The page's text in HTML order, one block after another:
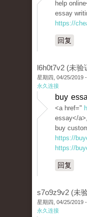
help
essay
https://
回复
l6h0t7v2 (未验
星期四, 04/25/2019
永久连接
buy
<a href="
essay</
buy
https://
https://
回复
s7o9z9v2 (未
星期四, 04/25/2019
永久连接